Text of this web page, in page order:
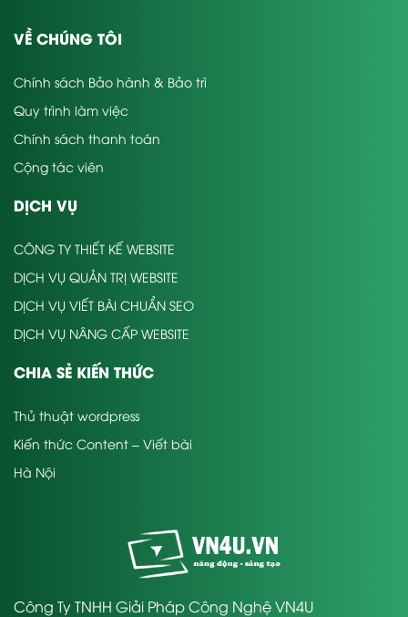
VỀ CHÚNG TÔI
Chính sách Bảo hành & Bảo trì
Quy trình làm việc
Chính sách thanh toán
Cộng tác viên
DỊCH VỤ
CÔNG TY THIẾT KẾ WEBSITE
DỊCH VỤ QUẢN TRỊ WEBSITE
DỊCH VỤ VIẾT BÀI CHUẨN SEO
DỊCH VỤ NÂNG CẤP WEBSITE
CHIA SẺ KIẾN THỨC
Thủ thuật wordpress
Kiến thức Content – Viết bài
Hà Nội
Công Ty TNHH Giải Pháp Công Nghệ VN4U